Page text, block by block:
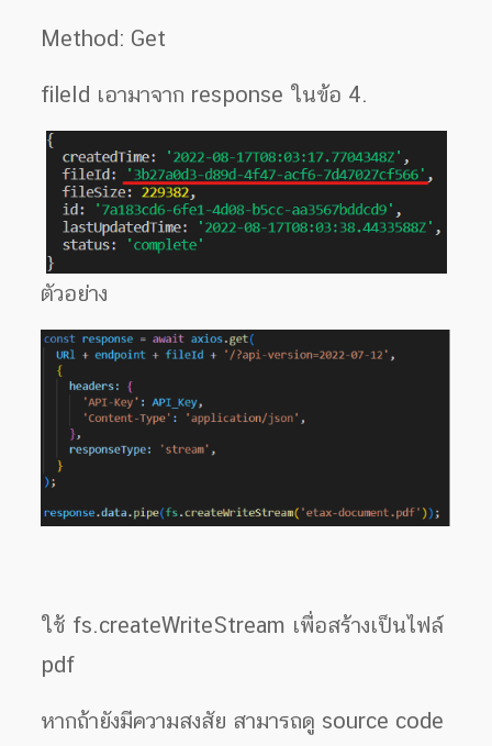
Method: Get
fileId เอามาจาก response ในข้อ 4.
ตัวอย่าง
ใช้ fs.createWriteStream เพื่อสร้างเป็นไฟล์
pdf
หากถ้ายังมีความสงสัย สามารถดู source code